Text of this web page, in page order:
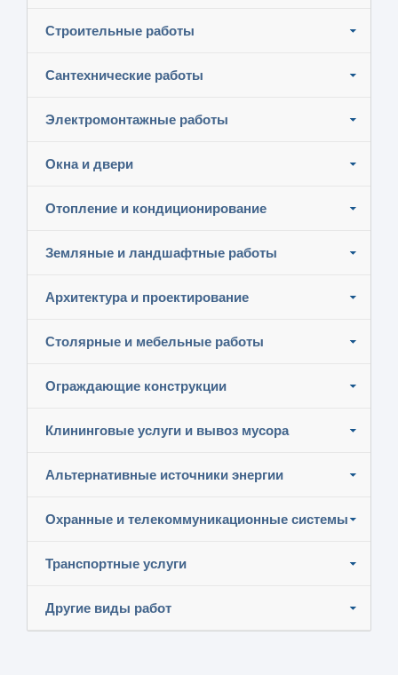
Строительные работы
Сантехнические работы
Электромонтажные работы
Окна и двери
Отопление и кондиционирование
Земляные и ландшафтные работы
Архитектура и проектирование
Столярные и мебельные работы
Ограждающие конструкции
Клининговые услуги и вывоз мусора
Альтернативные источники энергии
Охранные и телекоммуникационные системы
Транспортные услуги
Другие виды работ